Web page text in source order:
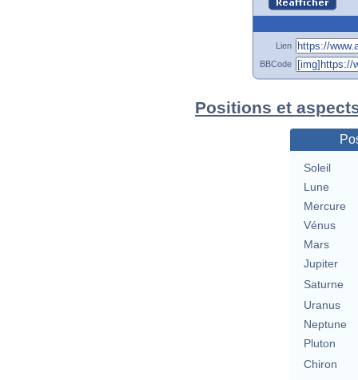
Lien
BBCode
Positions et
Soleil
Lune
Mercure
Vénus
Mars
Jupiter
Saturne
Uranus
Neptune
Pluton
Chiron